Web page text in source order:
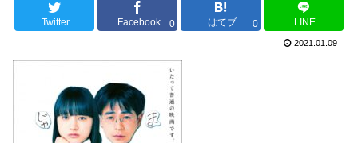
Twitter Facebook 0 はてブ 0 LINE
2021.01.09